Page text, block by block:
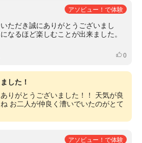
アソビュー！で体験
ただき誠にありがとうございまし
なるほど楽しむことが出来ました。
いいね
0
した！
りがとうございました！！ 天気が良
お二人が仲良く漕いでいたのがとて
アソビュー！で体験